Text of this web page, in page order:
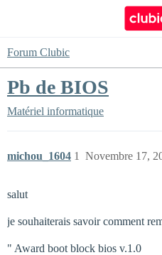
Forum Clubic
Pb de BIOS
Matériel informatique
michou_1604 Novembre 17,
1
salut
je souhaiterais savoir comment
" Award boot block bios v.1.0